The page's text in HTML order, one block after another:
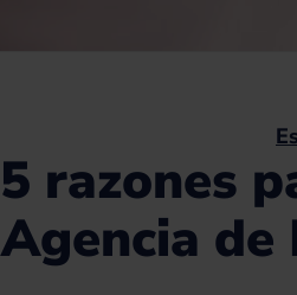
5 razones
Agencia